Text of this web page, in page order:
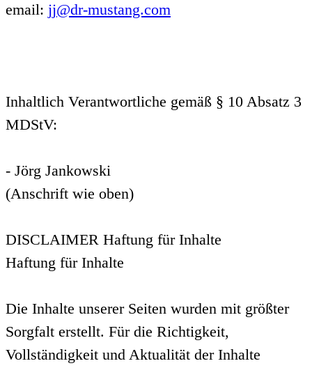
email: jj@dr-mustang.com
Inhaltlich Verantwortliche gemäß § 10 Absatz 3
MDStV:
- Jörg Jankowski
(Anschrift wie oben)
DISCLAIMER Haftung für Inhalte
Haftung für Inhalte
Die Inhalte unserer Seiten wurden mit größter
Sorgfalt erstellt. Für die Richtigkeit,
Vollständigkeit und Aktualität der Inhalte